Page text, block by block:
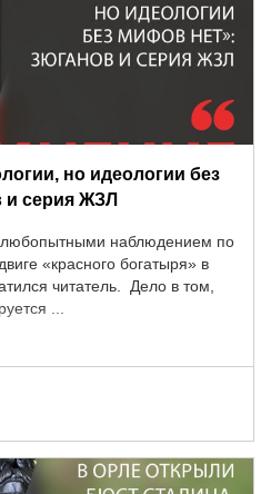
но идеологии без
и серия ЖЗЛ
наблюдением по
«красного богатыря» в
читатель. Дело в том,
...